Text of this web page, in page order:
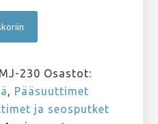
MJ-230 Osastot:
, Pääsuuttimet
ja seosputket